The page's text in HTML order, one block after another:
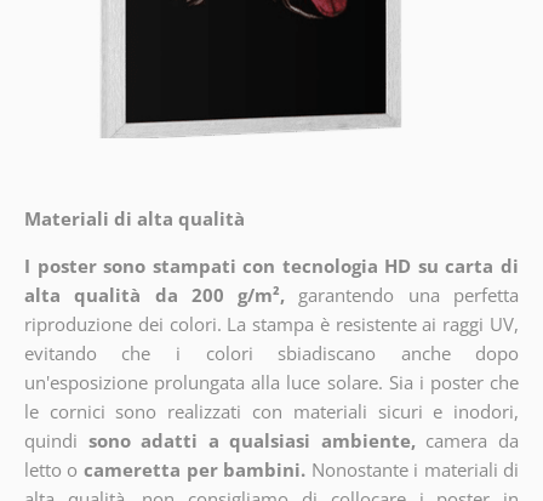
Materiali di alta qualità
I poster sono stampati con tecnologia HD su carta di
alta qualità da 200 g/m², garantendo una perfetta
riproduzione dei colori. La stampa è resistente ai raggi UV,
evitando che i colori sbiadiscano anche dopo
un'esposizione prolungata alla luce solare. Sia i poster che
le cornici sono realizzati con materiali sicuri e inodori,
quindi sono adatti a qualsiasi ambiente, camera da
letto o cameretta per bambini. Nonostante i materiali di